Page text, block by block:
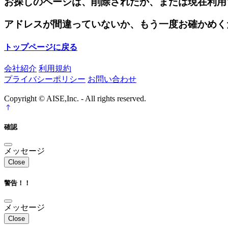
アドレスが間違っていないか、もう一度お確かめ
トップページに戻る
会社紹介 利用規約
プライバシーポリシー お問い合わせ
Copyright © AISE,Inc. - All rights reserved.
確認
メッセージ
Close
警告！！
メッセージ
Close